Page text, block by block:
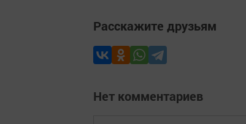
Расскажите друзьям
Нет комментариев